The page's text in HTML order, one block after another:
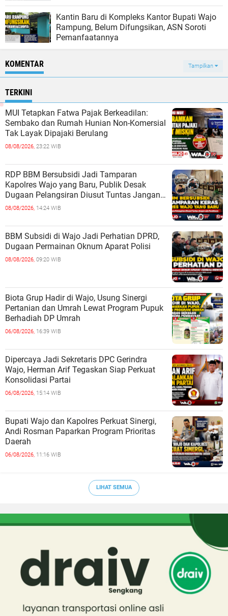
Kantin Baru di Kompleks Kantor Bupati Wajo
Rampung, Belum Difungsikan, ASN Soroti
Pemanfaatannya
KOMENTAR Tampilkan
TERKINI
MUI Tetapkan Fatwa Pajak Berkeadilan:
Sembako dan Rumah Hunian Non-Komersial
Tak Layak Dipajaki Berulang
08/08/2026, 23:22 WIB
RDP BBM Bersubsidi Jadi Tamparan
Kapolres Wajo yang Baru, Publik Desak
Dugaan Pelangsiran Diusut Tuntas Jangan
ada Pembiaran
08/08/2026, 14:24 WIB
BBM Subsidi di Wajo Jadi Perhatian DPRD,
Dugaan Permainan Oknum Aparat Polisi
08/08/2026, 09:20 WIB
Biota Grup Hadir di Wajo, Usung Sinergi
Pertanian dan Umrah Lewat Program Pupuk
Berhadiah DP Umrah
06/08/2026, 16:39 WIB
Dipercaya Jadi Sekretaris DPC Gerindra
Wajo, Herman Arif Tegaskan Siap Perkuat
Konsolidasi Partai
06/08/2026, 15:14 WIB
Bupati Wajo dan Kapolres Perkuat Sinergi,
Andi Rosman Paparkan Program Prioritas
Daerah
06/08/2026, 11:16 WIB
LIHAT SEMUA